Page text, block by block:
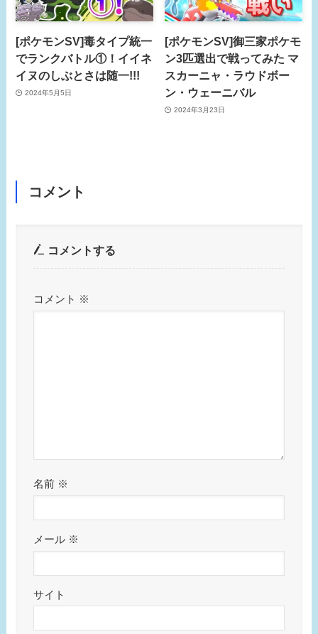
[ポケモンSV]毒タイプ統一
でランクバトル①！イイネ
イヌのしぶとさは随一!!!
2024年5月5日
[ポケモンSV]御三家ポケモ
ン3匹選出で戦ってみた マ
スカーニャ・ラウドボー
ン・ウェーニバル
2024年3月23日
コメント
コメントする
コメント ※
名前 ※
メール ※
サイト